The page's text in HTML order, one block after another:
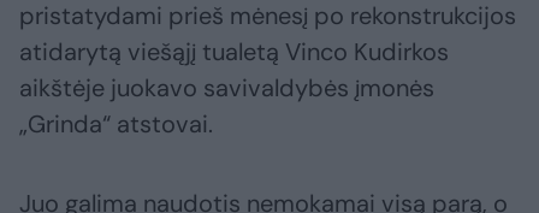
pristatydami prieš mėnesį po rekonstrukcijos
atidarytą viešąjį tualetą Vinco Kudirkos
aikštėje juokavo savivaldybės įmonės
„Grinda“ atstovai.
Juo galima naudotis nemokamai visą parą, o